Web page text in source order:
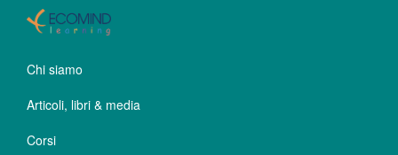
Chi siamo
Articoli, libri & media
Corsi